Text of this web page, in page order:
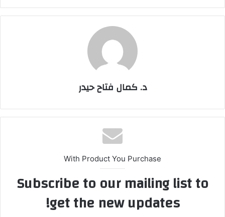
د. كمال فتاح حيدر
With Product You Purchase
Subscribe to our mailing list to
get the new updates!